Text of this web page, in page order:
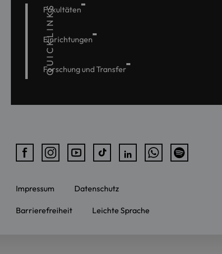
QUICKLINKS
Fakultäten
Einrichtungen
Forschung und Transfer
Impressum Datenschutz
Barrierefreiheit Leichte Sprache